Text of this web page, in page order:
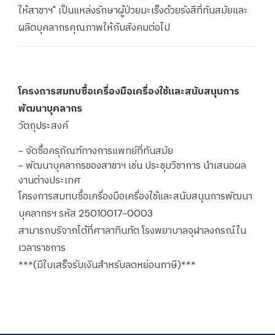
ให้สาขาฯ" เป็นแหล่งรักษาผู้ป่วยมะเร็งด้วยรังสีที่ทันสมัยและ
ผลิตบุคลากรคุณภาพให้กับสังคมต่อไป
โครงการสมทบซื้อเครื่องมือเครื่องใช้และสนับสนุนการ
พัฒนาบุคลากร
วัตถุประสงค์
- จัดซื้อครุภัณฑ์ทางการแพทย์ที่ทันสมัย
- พัฒนาบุคลากรของสาขาฯ เช่น ประชุมวิชาการ นำเสนอผล
งานต่างประเทศ
โครงการสมทบซื้อเครื่องมือเครื่องใช้และสนับสนุนการพัฒนา
บุคลากรฯ รหัส 25010017-0003
สามารถบริจากได้ที่ศาลาทินทัต โรงพยาบาลจุฬาลงกรณ์ใน
เวลาราชการ
***(มีใบเสร็จรับเงินสำหรับลดหย่อนภาษี)***